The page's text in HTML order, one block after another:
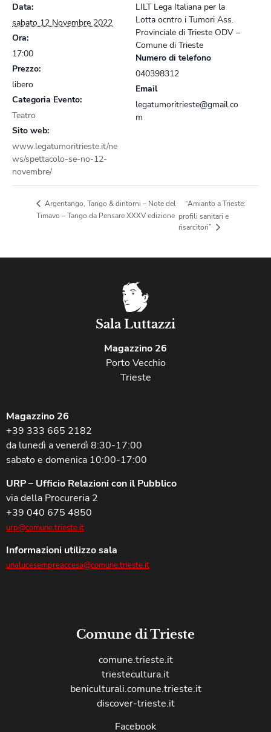
Data:
sabato 12 Novembre 2022
Ora:
17:00
Prezzo:
libero
Categoria Evento:
Teatro
Sito web:
www.legatumoritrieste.it/ne
ws/spettacolo-se-no-12-
novembre/
LILT Lega Italiana per la
Lotta ocntro i Tumori Ass.
Provinciale di Trieste ODV –
Comune di Trieste
Numero di telefono
040398312
Email
legatumoritrieste@gmail.co
m
Argentango, Tango & dintorni – Note del
Timavo – Tango da Pensare XXXV edizione
“Amianto a Trieste:
profili sanitari e
risarcitori”
Sala Luttazzi
Magazzino 26
Porto Vecchio
Trieste
Magazzino 26
+39 333 665 2182
da lunedì a venerdì 8:30-17:00
sabato e domenica 10:00-17:00
URP – Ufficio Relazioni con il Pubblico
via della Procureria 2
+39 040 675 4850
urp@comune.trieste.it
Informazioni utilizzo sala
unalucesempreaccesa@comune.trieste.it
Comune di Trieste
comune.trieste.it
triestecultura.it
beniculturali.comune.trieste.it
discover-trieste.it
Facebook